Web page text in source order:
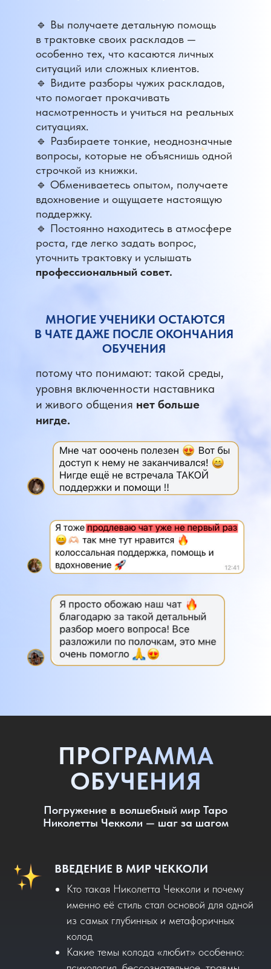
МНОГИЕ УЧЕНИКИ ОСТАЮТСЯ
В ЧАТЕ ДАЖЕ ПОСЛЕ ОКОНЧАНИЯ
ОБУЧЕНИЯ
🔹 Вы получаете детальную помощь
в трактовке своих раскладов —
особенно тех, что касаются личных
ситуаций или сложных клиентов.
🔹 Видите разборы чужих раскладов,
что помогает прокачивать
насмотренность и учиться на реальных
ситуациях.
🔹 Разбираете тонкие, неоднозначные
вопросы, которые не объяснишь одной
строчкой из книжки.
🔹 Обмениваетесь опытом, получаете
вдохновение и ощущаете настоящую
поддержку.
🔹 Постоянно находитесь в атмосфере
роста, где легко задать вопрос,
уточнить трактовку и услышать
профессиональный совет.
потому что понимают: такой среды,
уровня включенности наставника
и живого общения нет больше
нигде.
Погружение в волшебный мир Таро
Николетты Чекколи — шаг за шагом
ПРОГРАММА
ОБУЧЕНИЯ
ВВЕДЕНИЕ В МИР ЧЕККОЛИ
Кто такая Николетта Чекколи и почему
именно её стиль стал основой для одной
из самых глубинных и метафоричных
колод
Какие темы колода «любит» особенно: